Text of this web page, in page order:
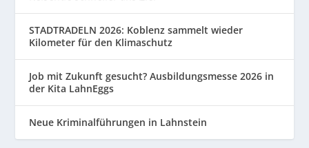
STADTRADELN 2026: Koblenz sammelt wieder
Kilometer für den Klimaschutz
Job mit Zukunft gesucht? Ausbildungsmesse 2026 in
der Kita LahnEggs
Neue Kriminalführungen in Lahnstein